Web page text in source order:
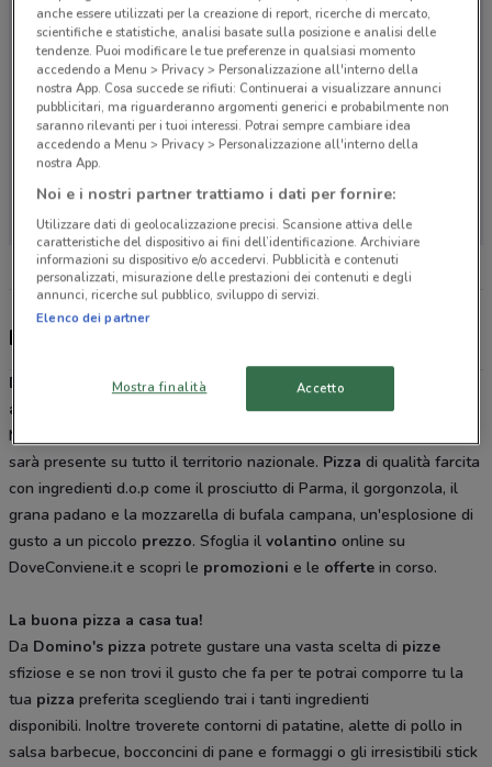
Non ci sono negozi nelle vicinanze
Domino’s Pizza, offerte e ristoranti
Domino's pizzaè un franchising di pizzerie a domicilio
asporto
, nato nel 1960 in America e nel 2015 ha innaugurato a
Milano il suo primo punto vendita, ma nei prossimi anni
sarà presente su tutto il territorio nazionale. Pizza di qualità farcita
con ingredienti d.o.p come il prosciutto di Parma, il gorgonzola, il
grana padano e la mozzarella di bufala campana, un'esplosione di
gusto a un piccolo prezzo. Sfoglia il volantino online su
DoveConviene.it e scopri le promozioni e le offerte in corso.
La buona pizza a casa tua!
Da Domino's pizza potrete gustare una vasta scelta di pizze
sfiziose e se non trovi il gusto che fa per te potrai comporre tu la
tua pizza preferita scegliendo trai i tanti ingredienti
disponibili. Inoltre troverete contorni di patatine, alette di pollo in
salsa barbecue, bocconcini di pane e formaggi o gli irresistibili stick
anche essere utilizzati per la creazione di report, ricerche di mercato,
scientifiche e statistiche, analisi basate sulla posizione e analisi delle
tendenze. Puoi modificare le tue preferenze in qualsiasi momento
accedendo a Menu > Privacy > Personalizzazione all'interno della
nostra App. Cosa succede se rifiuti: Continuerai a visualizzare annunci
pubblicitari, ma riguarderanno argomenti generici e probabilmente non
saranno rilevanti per i tuoi interessi. Potrai sempre cambiare idea
accedendo a Menu > Privacy > Personalizzazione all'interno della
nostra App.
Noi e i nostri partner trattiamo i dati per fornire:
Utilizzare dati di geolocalizzazione precisi. Scansione attiva delle
caratteristiche del dispositivo ai fini dell’identificazione. Archiviare
informazioni su dispositivo e/o accedervi. Pubblicità e contenuti
personalizzati, misurazione delle prestazioni dei contenuti e degli
annunci, ricerche sul pubblico, sviluppo di servizi.
Elenco dei partner
Mostra finalità Accetto